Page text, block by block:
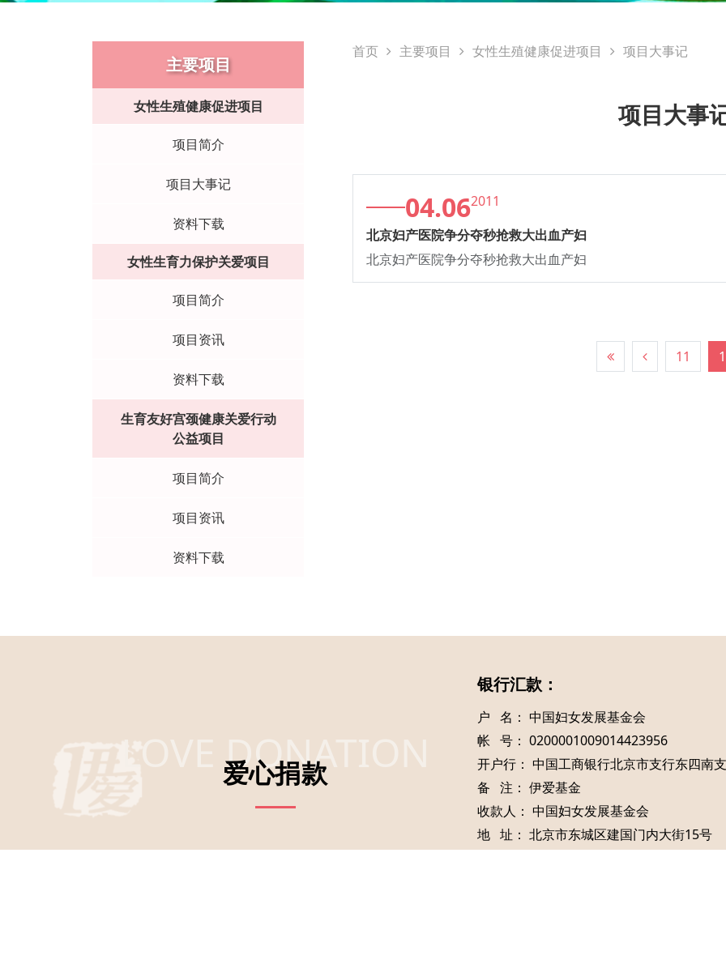
主要项目
女性生殖健康促进项目
项目简介
项目大事记
资料下载
女性生育力保护关爱项目
项目简介
项目资讯
资料下载
生育友好宫颈健康关爱行动
公益项目
项目简介
项目资讯
资料下载
首页 主要项目 女性生殖健康促进项目 项目大事记
项目大事
04.062011
北京妇产医院争分夺秒抢救大出血产妇
北京妇产医院争分夺秒抢救大出血产妇
11
LOVE DONATION
爱心捐款
银行汇款：
户 名： 中国妇女发展基金会
帐 号： 0200001009014423956
开户行： 中国工商银行北京市支行东四南
备 注： 伊爱基金
收款人： 中国妇女发展基金会
地 址： 北京市东城区建国门内大街15号